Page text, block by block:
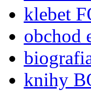
klebet
obchod
knihy